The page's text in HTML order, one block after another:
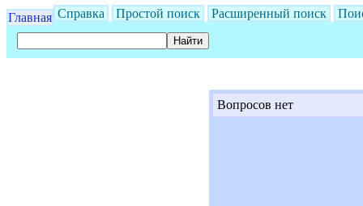
Главная Справка Простой поиск Расширенный поиск
Вопросов нет